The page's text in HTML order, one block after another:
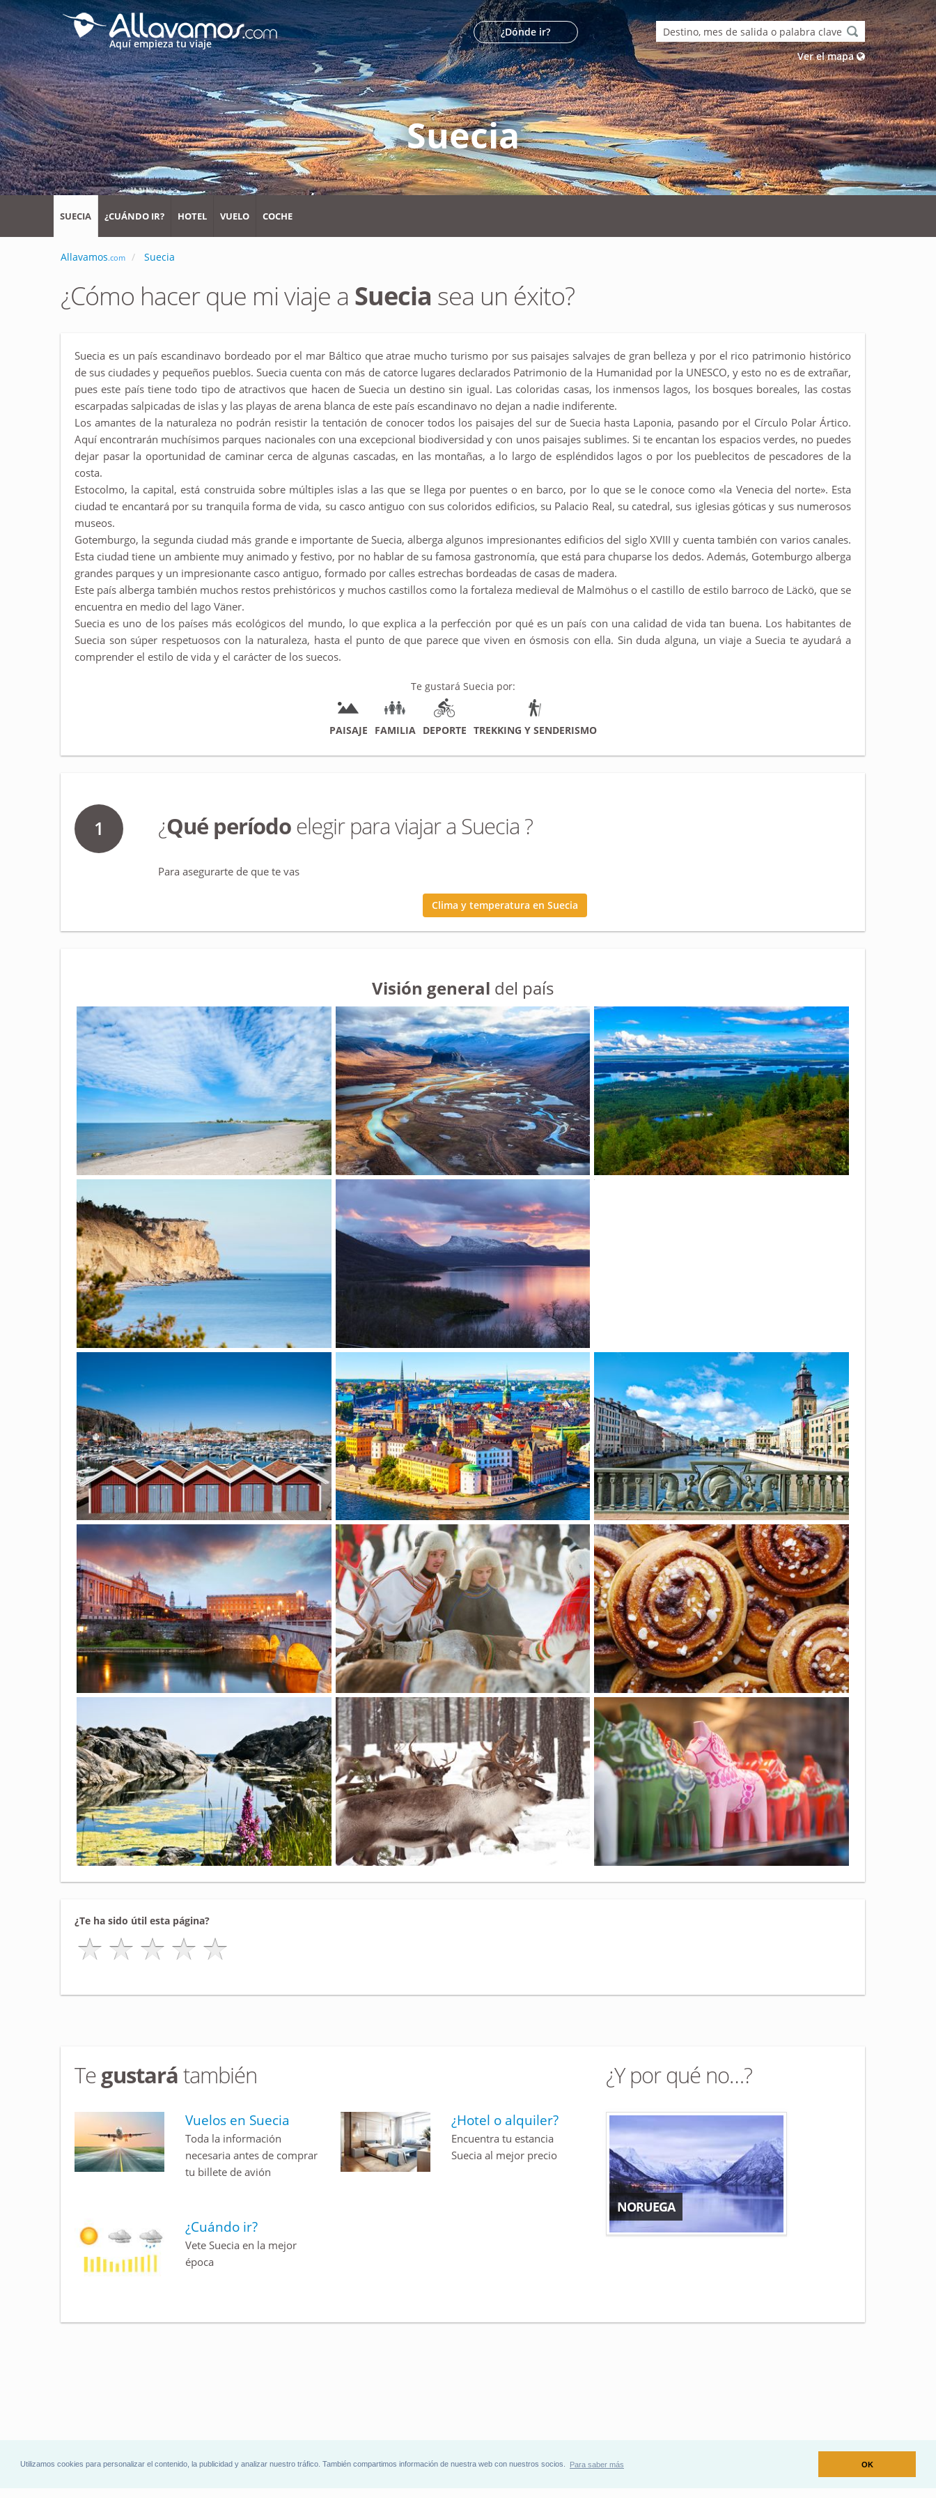
Utilizamos cookies para personalizar el contenido, la publicidad y analizar nuestro tráfico. También compartimos información de nuestra web con nuestros socios. Para saber más OK
¿Dónde ir?
Ver el mapa
Aquí empieza tu viaje
Suecia
SUECIA ¿CUÁNDO IR? HOTEL VUELO COCHE
Allavamos.com Suecia
¿Cómo hacer que mi viaje a Suecia sea un éxito?
Suecia es un país escandinavo bordeado por el mar Báltico que atrae mucho turismo por sus paisajes salvajes de gran belleza y por el rico patrimonio histórico
de sus ciudades y pequeños pueblos. Suecia cuenta con más de catorce lugares declarados Patrimonio de la Humanidad por la UNESCO, y esto no es de extrañar,
pues este país tiene todo tipo de atractivos que hacen de Suecia un destino sin igual. Las coloridas casas, los inmensos lagos, los bosques boreales, las costas
escarpadas salpicadas de islas y las playas de arena blanca de este país escandinavo no dejan a nadie indiferente.
Los amantes de la naturaleza no podrán resistir la tentación de conocer todos los paisajes del sur de Suecia hasta Laponia, pasando por el Círculo Polar Ártico.
Aquí encontrarán muchísimos parques nacionales con una excepcional biodiversidad y con unos paisajes sublimes. Si te encantan los espacios verdes, no puedes
dejar pasar la oportunidad de caminar cerca de algunas cascadas, en las montañas, a lo largo de espléndidos lagos o por los pueblecitos de pescadores de la
costa.
Estocolmo, la capital, está construida sobre múltiples islas a las que se llega por puentes o en barco, por lo que se le conoce como «la Venecia del norte». Esta
ciudad te encantará por su tranquila forma de vida, su casco antiguo con sus coloridos edificios, su Palacio Real, su catedral, sus iglesias góticas y sus numerosos
museos.
Gotemburgo, la segunda ciudad más grande e importante de Suecia, alberga algunos impresionantes edificios del siglo XVIII y cuenta también con varios canales.
Esta ciudad tiene un ambiente muy animado y festivo, por no hablar de su famosa gastronomía, que está para chuparse los dedos. Además, Gotemburgo alberga
grandes parques y un impresionante casco antiguo, formado por calles estrechas bordeadas de casas de madera.
Este país alberga también muchos restos prehistóricos y muchos castillos como la fortaleza medieval de Malmöhus o el castillo de estilo barroco de Läckö, que se
encuentra en medio del lago Väner.
Suecia es uno de los países más ecológicos del mundo, lo que explica a la perfección por qué es un país con una calidad de vida tan buena. Los habitantes de
Suecia son súper respetuosos con la naturaleza, hasta el punto de que parece que viven en ósmosis con ella. Sin duda alguna, un viaje a Suecia te ayudará a
comprender el estilo de vida y el carácter de los suecos.
Te gustará Suecia por:
PAISAJE FAMILIA DEPORTE TREKKING Y SENDERISMO
1 ¿Qué períodoelegir para viajar a Suecia ?
Para asegurarte de que te vas
Clima y temperatura en Suecia
Visión general del país
¿Te ha sido útil esta página?
Tegustarátambién
Vuelos en Suecia
Toda la información
necesaria antes de comprar
tu billete de avión
¿Hotel o alquiler?
Encuentra tu estancia
Suecia al mejor precio
¿Cuándo ir?
Vete Suecia en la mejor
época
¿Y por qué no…?
NORUEGA